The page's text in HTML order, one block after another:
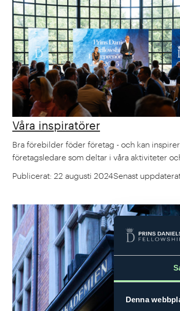
Denna
Våra inspiratörer
Bra förebilder föder företag - och kan
företagsledare som deltar i våra aktiviteter
Publicerat: 22 augusti 2024Senast